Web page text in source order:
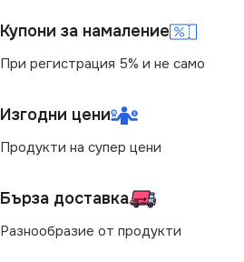
ЦВЯТ
Златисто ,Черно,Черно/
Купони за намаление
При регистрация 5% и не само
Изгодни цени
Продукти на супер цени
Бърза доставка
Разнообразие от продукти